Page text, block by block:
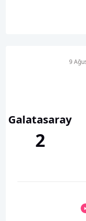
Galatasaray
2
9